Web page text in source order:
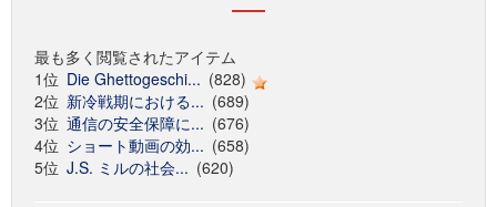
最も多く閲覧されたアイテム
1位 Die Ghettogeschi... (828)
2位 新冷戦期における... (689)
3位 通信の安全保障に... (676)
4位 ショート動画の効... (658)
5位 J.S. ミルの社会... (620)